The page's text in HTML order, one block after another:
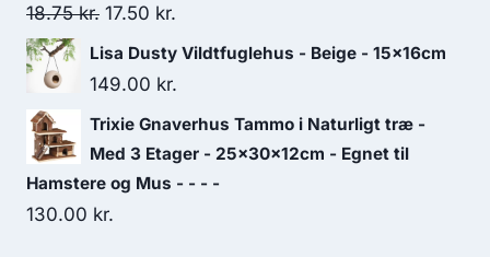
18.75kr. Den
oprindelige
pris
18.75 kr..
17.50 kr.
aktuelle
17.50 kr..
Lisa Dusty Vildtfuglehus - Beige - 15x16cm
149.00 kr.
Trixie Gnaverhus Tammo i Naturligt træ -
Med 3 Etager - 25x30x12cm - Egnet til
Hamstere og Mus - - - -
130.00 kr.